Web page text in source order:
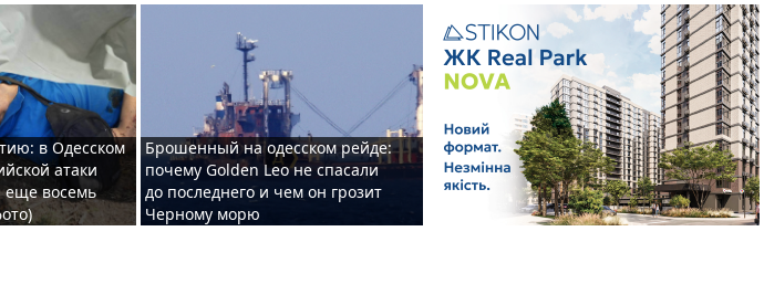
в Одесском
атаки
еще восемь
Брошенный на одесском рейде:
почему Golden Leo не спасали
до последнего и чем он грозит
Черному морю